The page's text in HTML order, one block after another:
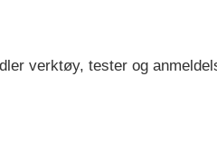
verktøy, tester og